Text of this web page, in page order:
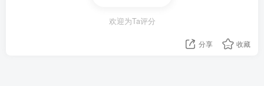
欢迎为Ta评分
分享 收藏